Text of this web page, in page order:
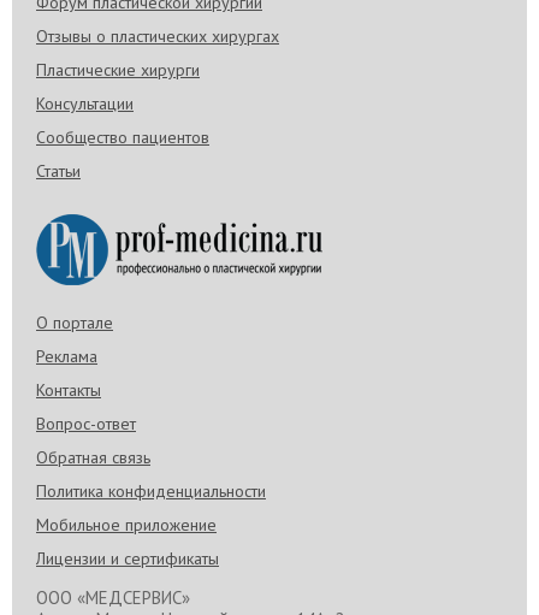
Отзывы о пластических хирургах
Пластические хирурги
Консультации
Сообщество пациентов
Статьи
О портале
Реклама
Контакты
Вопрос-ответ
Обратная связь
Политика конфиденциальности
Мобильное приложение
Лицензии и сертификаты
ООО «МЕДСЕРВИС»